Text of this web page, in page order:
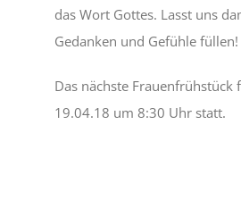
das Wort Gottes. Lasst uns
Gedanken und Gefühle füllen!
Das nächste Frauenfrühstück
19.04.18 um 8:30 Uhr statt.